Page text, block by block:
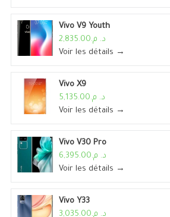
Vivo V9 Youth
د. م.2,835.00
Voir les détails →
Vivo X9
د. م.5,135.00
Voir les détails →
Vivo V30 Pro
د. م.6,395.00
Voir les détails →
Vivo Y33
د. م.3,035.00